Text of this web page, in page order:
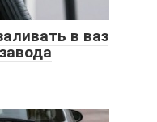
в ваз